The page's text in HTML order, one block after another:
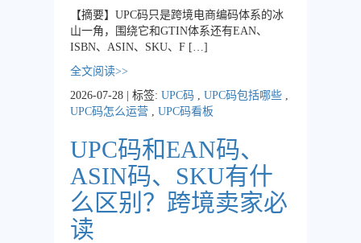
【摘要】UPC码只是跨境电商编码体系的冰
山一角，围绕它和GTIN体系还有EAN、
ISBN、ASIN、SKU、F […]
全文阅读>>
2026-07-28 | 标签:UPC码 ,UPC码包括哪些 ,
UPC码怎么运营 ,UPC码看板
UPC码和EAN码、
ASIN码、SKU有什
么区别？跨境卖家必
读